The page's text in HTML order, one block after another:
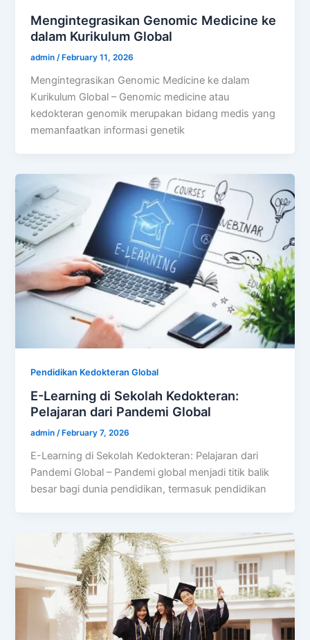
Mengintegrasikan Genomic Medicine ke
dalam Kurikulum Global
admin/February 11, 2026
Mengintegrasikan Genomic Medicine ke dalam
Kurikulum Global – Genomic medicine atau
kedokteran genomik merupakan bidang medis yang
memanfaatkan informasi genetik
Pendidikan Kedokteran Global
E-Learning di Sekolah Kedokteran:
Pelajaran dari Pandemi Global
admin/ February 7, 2026
E-Learning di Sekolah Kedokteran: Pelajaran dari
Pandemi Global – Pandemi global menjadi titik balik
besar bagi dunia pendidikan, termasuk pendidikan